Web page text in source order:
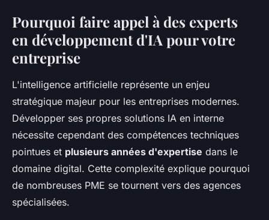
Pourquoi faire appel à des experts
en développement d'IA pour votre
entreprise
L'intelligence artificielle représente un enjeu
stratégique majeur pour les entreprises modernes.
Développer ses propres solutions IA en interne
nécessite cependant des compétences techniques
pointues et plusieurs années d'expertise dans le
domaine digital. Cette complexité explique pourquoi
de nombreuses PME se tournent vers des agences
spécialisées.